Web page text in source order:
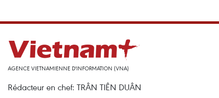
AGENCE VIETNAMIENNE D'INFORMATION (VNA)
Rédacteur en chef: TRÂN TIÊN DUÂN